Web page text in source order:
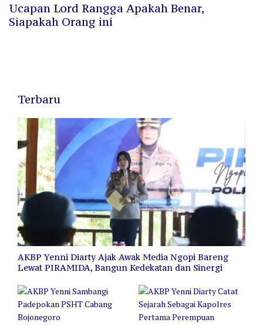
Ucapan Lord Rangga Apakah Benar,
Siapakah Orang ini
Terbaru
AKBP Yenni Diarty Ajak Awak Media Ngopi Bareng
Lewat PIRAMIDA, Bangun Kedekatan dan Sinergi